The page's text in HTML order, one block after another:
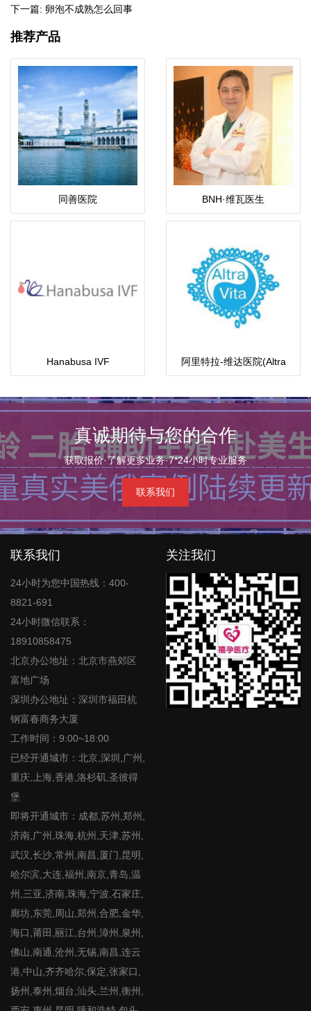
下一篇: 卵泡不成熟怎么回事
推荐产品
同善医院 BNH·维瓦医生
Hanabusa IVF
阿里特拉-维达医院(Altra
Vita IVF）
真诚期待与您的合作
获取报价·了解更多业务·7*24小时专业服务
联系我们
联系我们
24小时为您中国热线：400-
8821-691
24小时微信联系：
18910858475
北京办公地址：北京市燕郊区
富地广场
深圳办公地址：深圳市福田杭
钢富春商务大厦
工作时间：9:00~18:00
已经开通城市：北京,深圳,广州,
重庆,上海,香港,洛杉矶,圣彼得
堡
即将开通城市：成都,苏州,郑州,
济南,广州,珠海,杭州,天津,苏州,
武汉,长沙,常州,南昌,厦门,昆明,
哈尔滨,大连,福州,南京,青岛,温
州,三亚,济南,珠海,宁波,石家庄,
廊坊,东莞,周山,郑州,合肥,金华,
海口,莆田,丽江,台州,漳州,泉州,
佛山,南通,沧州,无锡,南昌,连云
港,中山,齐齐哈尔,保定,张家口,
扬州,泰州,烟台,汕头,兰州,衡州,
关注我们